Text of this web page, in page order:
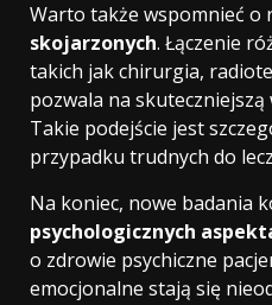
Warto także wspomnieć o
skojarzonych. Łączenie
takich jak chirurgia,
pozwala na
Takie podejście jest
przypadku trudnych do
Na koniec, nowe badania
psychologicznych
o zdrowie psychiczne
emocjonalne stają się